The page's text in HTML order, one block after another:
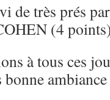
de très prés
(4
à tous ces
bonne